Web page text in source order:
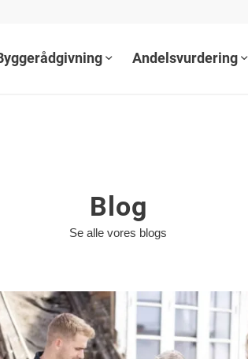
Andelsvurdering
Blog
Se alle vores blogs